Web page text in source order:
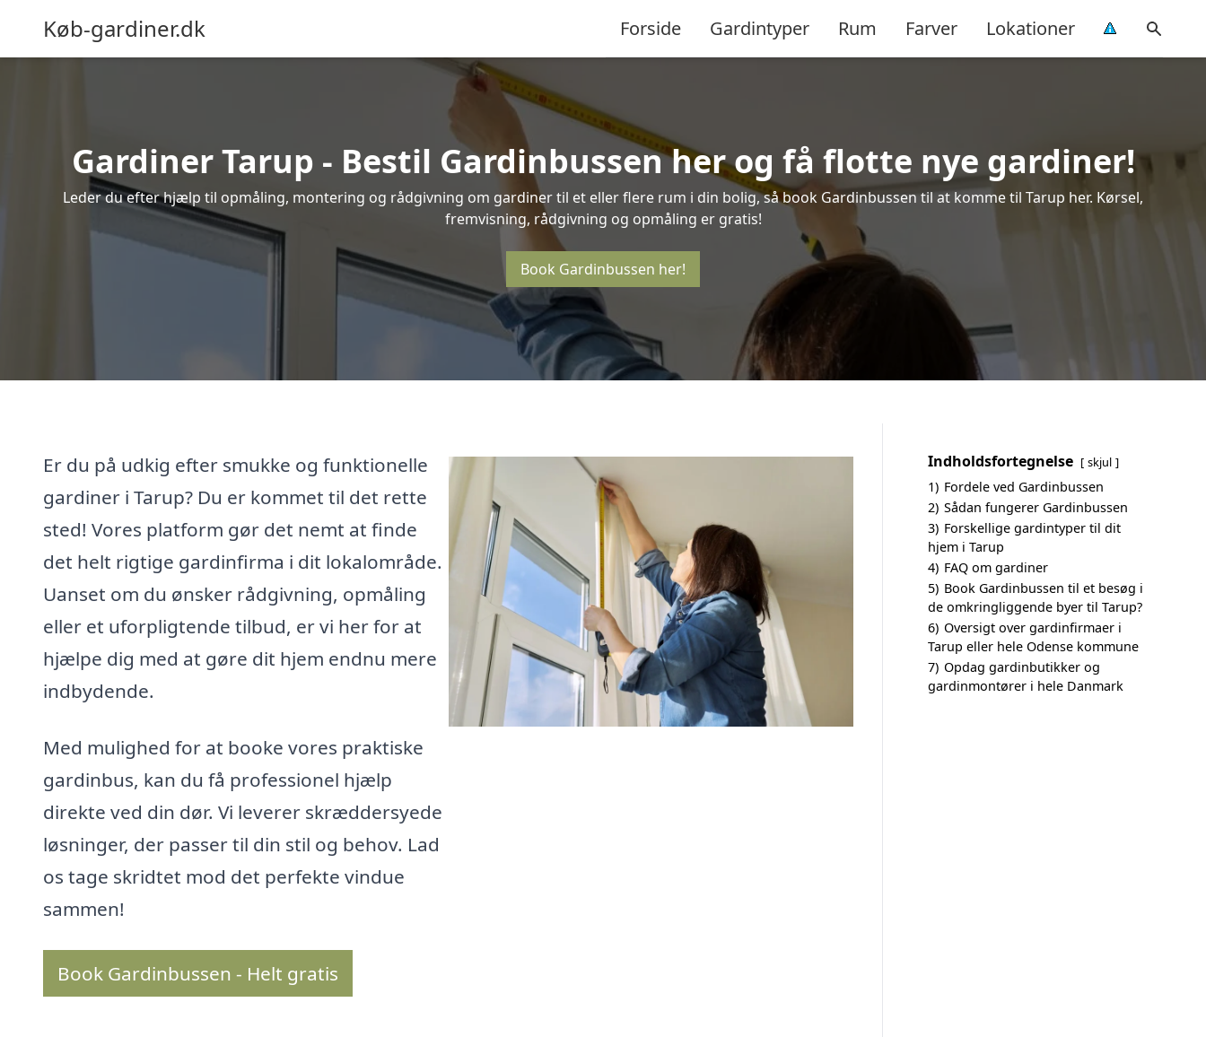
Køb-gardiner.dk Forside Gardintyper Rum Farver Lokationer
Gardiner Tarup - Bestil Gardinbussen her og få flotte nye gardiner!
Leder du efter hjælp til opmåling, montering og rådgivning om gardiner til et eller flere rum i din bolig, så book Gardinbussen til at komme til Tarup her. Kørsel,
fremvisning, rådgivning og opmåling er gratis!
Book Gardinbussen her!
Er du på udkig efter smukke og funktionelle
gardiner i Tarup? Du er kommet til det rette
sted! Vores platform gør det nemt at finde
det helt rigtige gardinfirma i dit lokalområde.
Uanset om du ønsker rådgivning, opmåling
eller et uforpligtende tilbud, er vi her for at
hjælpe dig med at gøre dit hjem endnu mere
indbydende.
Med mulighed for at booke vores praktiske
gardinbus, kan du få professionel hjælp
direkte ved din dør. Vi leverer skræddersyede
løsninger, der passer til din stil og behov. Lad
os tage skridtet mod det perfekte vindue
sammen!
Book Gardinbussen - Helt gratis
Indholdsfortegnelse skjul
1) Fordele ved Gardinbussen
2) Sådan fungerer Gardinbussen
3) Forskellige gardintyper til dit
hjem i Tarup
4) FAQ om gardiner
5) Book Gardinbussen til et besøg i
de omkringliggende byer til Tarup?
6) Oversigt over gardinfirmaer i
Tarup eller hele Odense kommune
7) Opdag gardinbutikker og
gardinmontører i hele Danmark